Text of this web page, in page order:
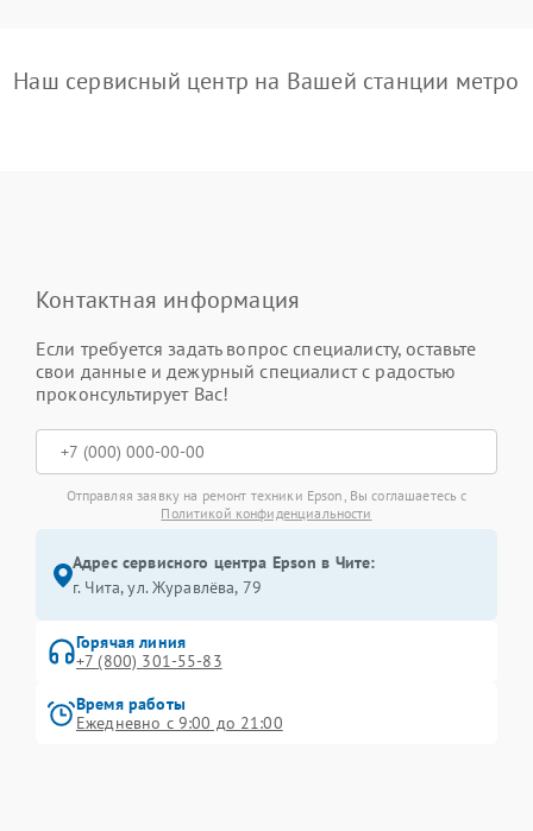
Наш сервисный центр на Вашей станции метро
Контактная информация
Если требуется задать вопрос специалисту, оставьте
свои данные и дежурный специалист с радостью
проконсультирует Вас!
Отправляя заявку на ремонт техники Epson, Вы соглашаетесь с
Политикой конфиденциальности
Адрес сервисного центра Epson в Чите:
г. Чита, ул. Журавлёва, 79
Горячая линия
+7 (800) 301-55-83
Время работы
Ежедневно с 9:00 до 21:00